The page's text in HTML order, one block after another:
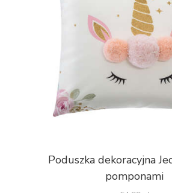
Poduszka dekoracyjna
pomponami